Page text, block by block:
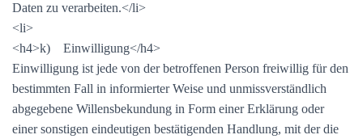
Daten zu verarbeiten.</li>
<li>
<h4>k) Einwilligung</h4>
Einwilligung ist jede von der betroffenen Person freiwillig für den
bestimmten Fall in informierter Weise und unmissverständlich
abgegebene Willensbekundung in Form einer Erklärung oder
einer sonstigen eindeutigen bestätigenden Handlung, mit der die